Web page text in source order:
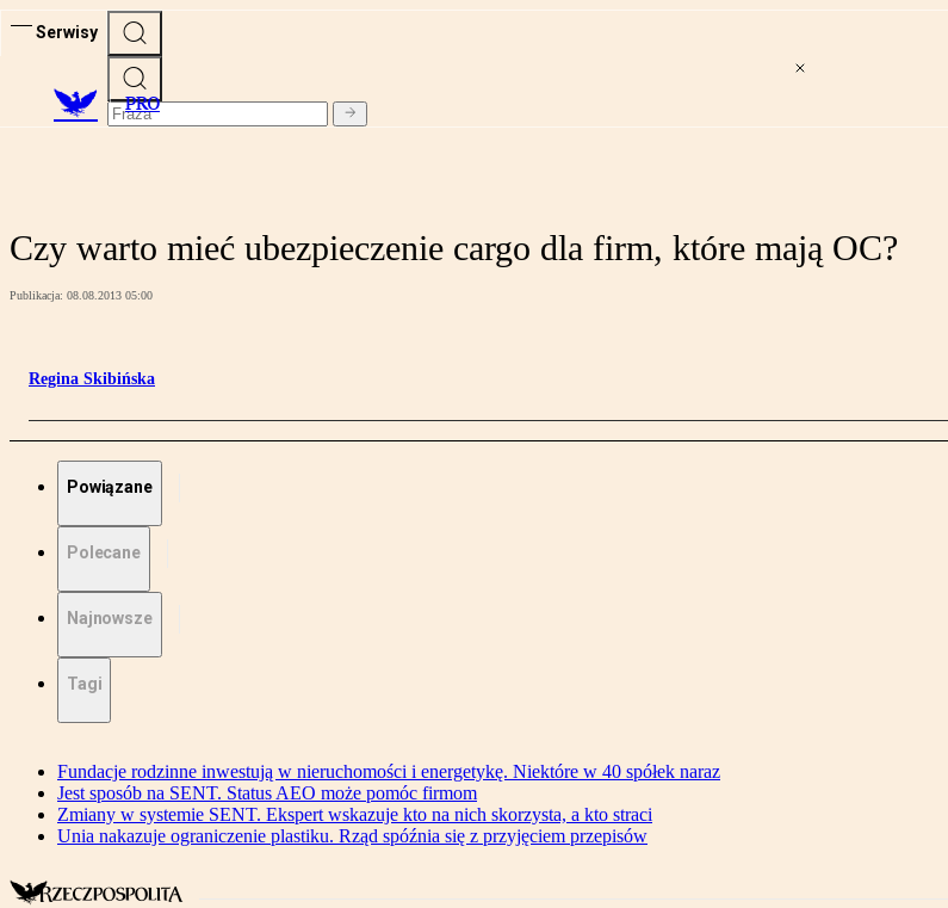
Serwisy
PRO
Czy warto mieć ubezpieczenie cargo dla firm, które mają OC?
Publikacja: 08.08.2013 05:00
Regina Skibińska
Powiązane
Polecane
Najnowsze
Tagi
Fundacje rodzinne inwestują w nieruchomości i energetykę. Niektóre w 40 spółek naraz
Jest sposób na SENT. Status AEO może pomóc firmom
Zmiany w systemie SENT. Ekspert wskazuje kto na nich skorzysta, a kto straci
Unia nakazuje ograniczenie plastiku. Rząd spóźnia się z przyjęciem przepisów